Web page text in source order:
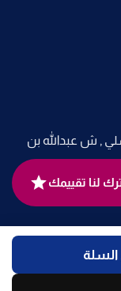
, ش عبدالله بن
إن© 2025.
.
السلة
لنا تقييمك